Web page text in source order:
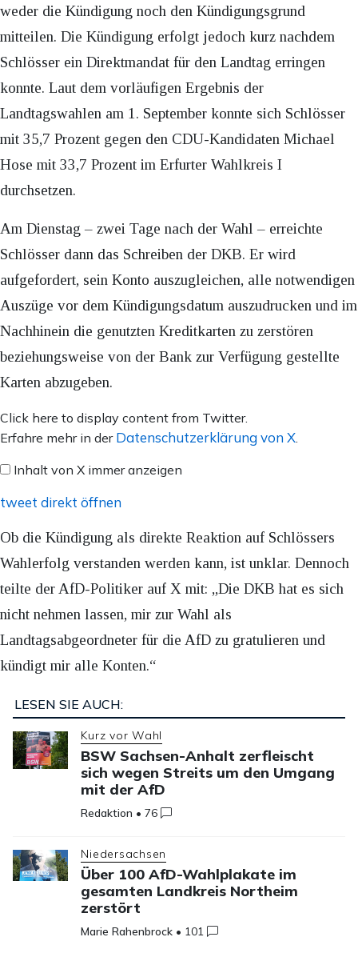
weder die Kündigung noch den Kündigungsgrund
mitteilen. Die Kündigung erfolgt jedoch kurz nachdem
Schlösser ein Direktmandat für den Landtag erringen
konnte. Laut dem vorläufigen Ergebnis der
Landtagswahlen am 1. September konnte sich Schlösser
mit 35,7 Prozent gegen den CDU-Kandidaten Michael
Hose mit 33,7 Prozent im Erfurter Wahlkreis I
durchsetzen.
Am Dienstag – zwei Tage nach der Wahl – erreichte
Schlösser dann das Schreiben der DKB. Er wird
aufgefordert, sein Konto auszugleichen, alle notwendigen
Auszüge vor dem Kündigungsdatum auszudrucken und im
Nachhinein die genutzten Kreditkarten zu zerstören
beziehungsweise von der Bank zur Verfügung gestellte
Karten abzugeben.
Inhalt
von
anzeigen
Click here to display content from Twitter.
Erfahre mehr in der Datenschutzerklärung von X
Inhalt von X immer anzeigen
tweet direkt öffnen
Ob die Kündigung als direkte Reaktion auf Schlössers
Wahlerfolg verstanden werden kann, ist unklar. Dennoch
teilte der AfD-Politiker auf X mit: „Die DKB hat es sich
nicht nehmen lassen, mir zur Wahl als
Landtagsabgeordneter für die AfD zu gratulieren und
kündigt mir alle Konten.“
LESEN SIE AUCH:
Kurz vor Wahl
BSW Sachsen-Anhalt zerfleischt
sich wegen Streits um den Umgang
mit der AfD
Redaktion •76
Niedersachsen
Über 100 AfD-Wahlplakate im
gesamten Landkreis Northeim
zerstört
Marie Rahenbrock • 101